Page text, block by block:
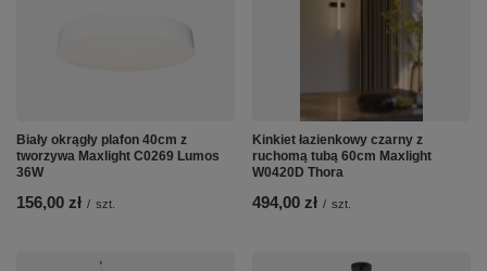
Biały okrągły plafon 40cm z
tworzywa Maxlight C0269 Lumos
36W
156,00 zł / szt.
Kinkiet łazienkowy czarny z
ruchomą tubą 60cm Maxlight
W0420D Thora
494,00 zł / szt.